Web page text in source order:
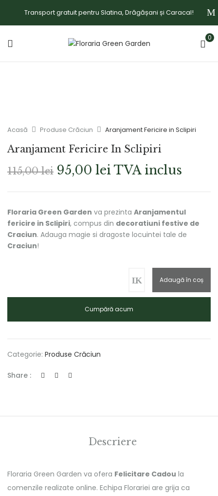
Transport gratuit pentru Slatina, Drăgășani și Caracal!
0
Acasă Produse Crăciun Aranjament Fericire in Sclipiri
Aranjament Fericire In Sclipiri
115,00lei 95,00 leiTVA inclus
Floraria Green Garden va prezinta Aranjamentul
fericire in Sclipiri, compus din decoratiuni festive de
Craciun. Adauga magie si dragoste locuintei tale de
Craciun!
Adaugă în coș
Cumpără acum
Categorie: Produse Crăciun
Share :
Descriere
Floraria Green Garden va ofera Felicitare Cadou la
comenzile realizate online. Echipa Florariei are grija ca